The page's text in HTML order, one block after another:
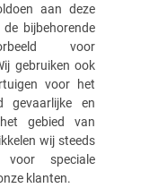
aan deze
bijbehorende
voor
gebruiken ook
voor het
gevaarlijke en
gebied van
wij steeds
voor speciale
klanten.